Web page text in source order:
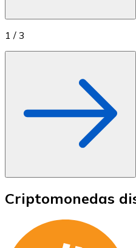
1 / 3
Criptomonedas